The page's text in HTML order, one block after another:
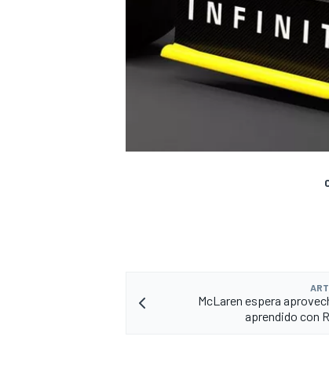
McLaren espera
aprendido con